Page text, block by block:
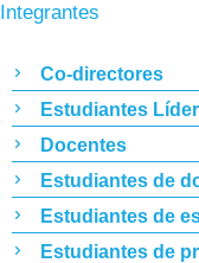
Integrantes
Co-directores
Estudiantes
Docentes
Estudiantes de
Estudiantes de
Estudiantes de